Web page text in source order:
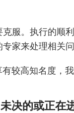
服。执行的顺
家来处理相关
较高知名度，
决的或正在